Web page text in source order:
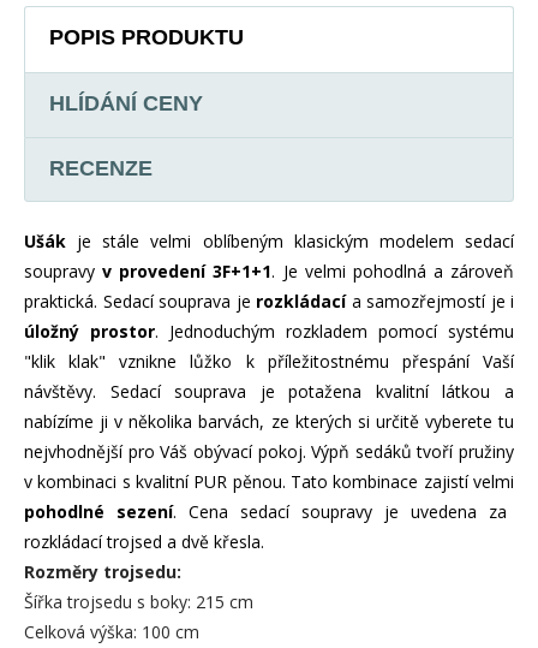
POPIS PRODUKTU
HLÍDÁNÍ CENY
RECENZE
Ušák je stále velmi oblíbeným klasickým modelem sedací
soupravyv provedení 3F+1+1. Je velmi pohodlná a zároveň
praktická. Sedací souprava je rozkládacía samozřejmostí je i
úložný prostor. Jednoduchým rozkladem pomocí systému
"klik klak" vznikne lůžko k příležitostnému přespání Vaší
návštěvy. Sedací souprava je potažena kvalitní látkou a
nabízíme ji v několika barvách, ze kterých si určitě vyberete tu
nejvhodnější pro Váš obývací pokoj. Výpň sedáků tvoří pružiny
v kombinaci s kvalitní PUR pěnou. Tato kombinace zajistí velmi
pohodlné sezení. Cena sedací soupravy je uvedena za
rozkládací trojsed a dvě křesla.
Rozměry trojsedu:
Šířka trojsedu s boky: 215 cm
Celková výška: 100 cm